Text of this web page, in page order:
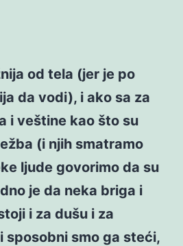
od tela (jer je po
da vodi), i ako sa za
i veštine kao što su
(i njih smatramo
ljude govorimo da su
je da neka briga i
i za dušu i za
sposobni smo ga steći,